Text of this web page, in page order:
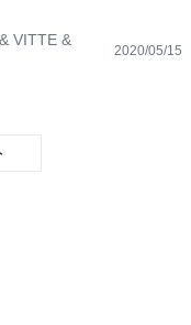
VITTE &
2020/05/15